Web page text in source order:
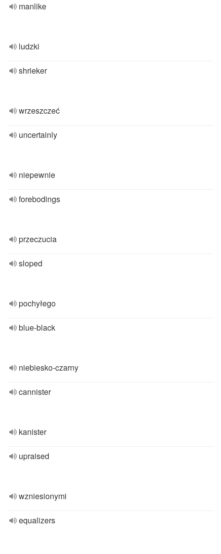
manlike
ludzki
shrieker
wrzeszczeć
uncertainly
niepewnie
forebodings
przeczucia
sloped
pochyłego
blue-black
niebiesko-czarny
cannister
kanister
upraised
wzniesionymi
equalizers